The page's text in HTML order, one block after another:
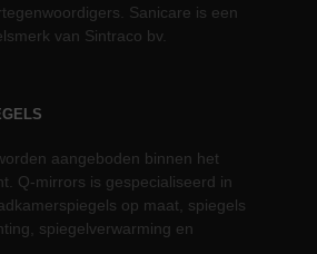
Sanicare is een
van Sintraco bv.
aangeboden binnen het
Q-mirrors is gespecialiseerd in
op maat, spiegels
spiegelverwarming en